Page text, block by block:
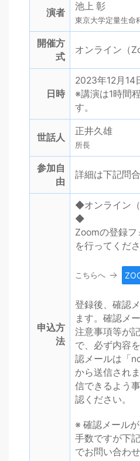
演者
池上 彰
東京大学定量生命
開催方
式
オンライン（
日時
2023年12月14
※講演は1時間
す。
世話人
正井久雄
所長
参加自
由
詳細は下記問
申込方
法
◆オンライン（
◆
Zoomの登録
を行ってくださ
こちらへ
登録後、 確認
ます。 確認メ
注意事項等が
で、必ず内容
認メールは「
から送信され
信できるよう
認ください。
※ 確認メール
手数ですが下
でお問い合わ